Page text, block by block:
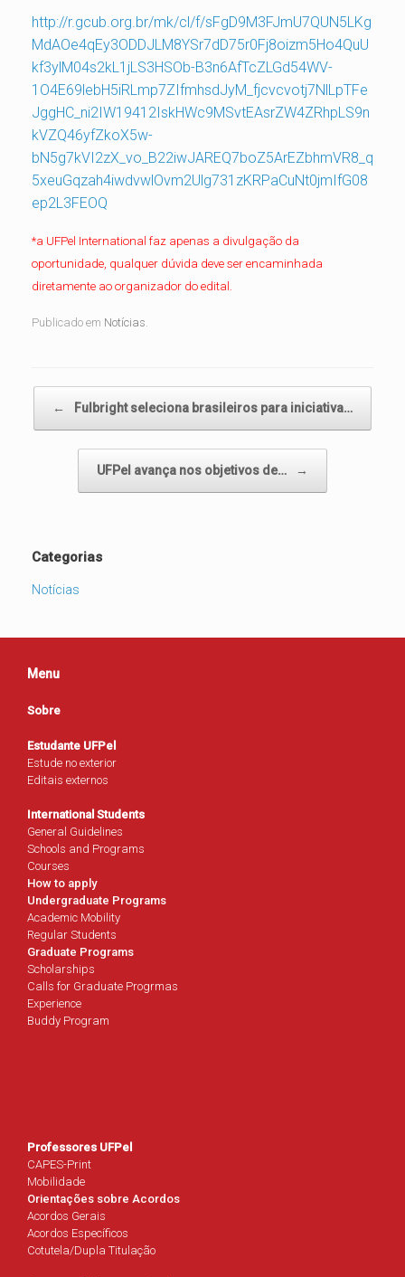
http://r.gcub.org.br/mk/cl/f/sFgD9M3FJmU7QUN5LKg
MdAOe4qEy3ODDJLM8YSr7dD75r0Fj8oizm5Ho4QuU
kf3ylM04s2kL1jLS3HSOb-B3n6AfTcZLGd54WV-
1O4E69lebH5iRLmp7ZIfmhsdJyM_fjcvcvotj7NlLpTFe
JggHC_ni2IW19412IskHWc9MSvtEAsrZW4ZRhpLS9n
kVZQ46yfZkoX5w-
bN5g7kVI2zX_vo_B22iwJAREQ7boZ5ArEZbhmVR8_q
5xeuGqzah4iwdvwlOvm2Ulg731zKRPaCuNt0jmIfG08
ep2L3FEOQ
*a UFPel International faz apenas a divulgação da
oportunidade, qualquer dúvida deve ser encaminhada
diretamente ao organizador do edital.
Publicado em Notícias.
← Fulbright seleciona brasileiros para iniciativa…
UFPel avança nos objetivos de… →
Categorias
Notícias
Menu
Sobre
Estudante UFPel
Estude no exterior
Editais externos
International Students
General Guidelines
Schools and Programs
Courses
How to apply
Undergraduate Programs
Academic Mobility
Regular Students
Graduate Programs
Scholarships
Calls for Graduate Progrmas
Experience
Buddy Program
Professores UFPel
CAPES-Print
Mobilidade
Orientações sobre Acordos
Acordos Gerais
Acordos Específicos
Cotutela/Dupla Titulação